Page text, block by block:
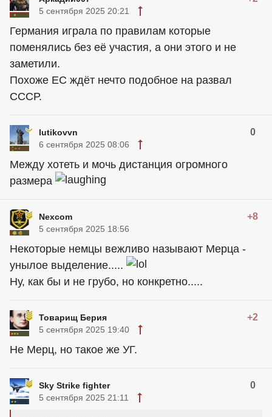
5 сентября 2025 20:21
Германия играла по правилам которые
поменялись без её участия, а они этого и не
заметили.
Похоже ЕС ждёт нечто подобное на развал
СССР.
lutikovvn 0
6 сентября 2025 08:06
Между хотеть и мочь дистанция огромного
размера
Nexcom +8
5 сентября 2025 18:56
Некоторые немцы вежливо называют Мерца -
унылое выделение.....
Ну, как бы и не грубо, но конкретно.....
Товарищ Берия +2
5 сентября 2025 19:40
Не Мерц, но такое же УГ.
Sky Strike fighter 0
5 сентября 2025 21:11